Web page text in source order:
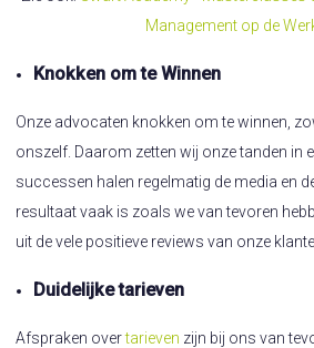
Management op de
Knokken om te Winnen
Onze advocaten knokken om te winnen,
onszelf. Daarom zetten wij onze tanden in
successen halen regelmatig de media en
resultaat vaak is zoals we van tevoren
uit de vele positieve reviews van onze
Duidelijke tarieven
Afspraken overtarieven zijn bij ons van